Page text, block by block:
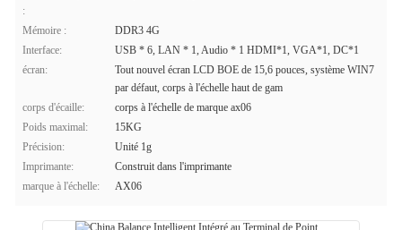
:
Mémoire :
DDR3 4G
Interface:
USB * 6, LAN * 1, Audio * 1 HDMI*1, VGA*1, DC*1
écran:
Tout nouvel écran LCD BOE de 15,6 pouces, système WIN7
par défaut, corps à l'échelle haut de gam
corps d'écaille:
corps à l'échelle de marque ax06
Poids maximal:
15KG
Précision:
Unité 1g
Imprimante:
Construit dans l'imprimante
marque à l'échelle:
AX06